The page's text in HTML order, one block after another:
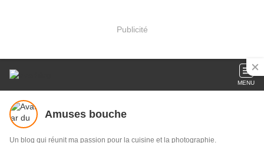
Publicité
MENU
Amuses bouche
Un blog qui réunit ma passion pour la cuisine et la photographie.